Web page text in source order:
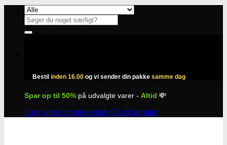
Fortsæt
indhold
Søg
efter:
Bestil inden 16.00 og vi sender din pakke samme dag
Spar op til 50% på udvalgte varer - Altid 💸
Læs vores anmeldelser Gå til rabatter